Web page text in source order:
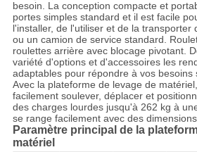
besoin. La conception compacte et
portes simples standard et il est facile
l'installer, de l'utiliser et de la transporter
ou un camion de service standard.
roulettes arrière avec blocage pivotant.
variété d'options et d'accessoires les
adaptables pour répondre à vos besoins
Avec la plateforme de levage de
facilement soulever, déplacer et
des charges lourdes jusqu'à 262 kg à
se range facilement avec des
Paramètre principal de la
matériel